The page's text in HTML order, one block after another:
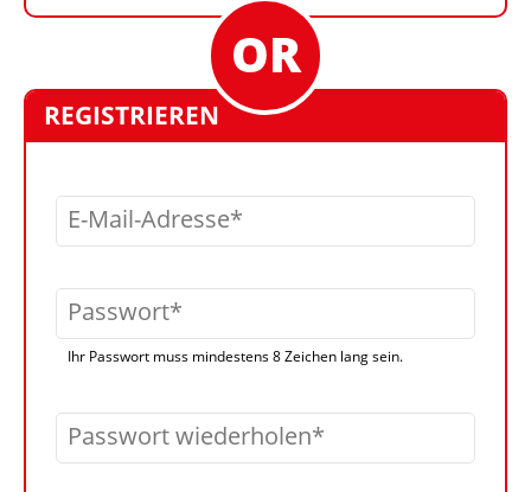
REGISTRIEREN
E-Mail-Adresse
Passwort
Ihr Passwort muss mindestens 8 Zeichen lang sein.
Passwort wiederholen